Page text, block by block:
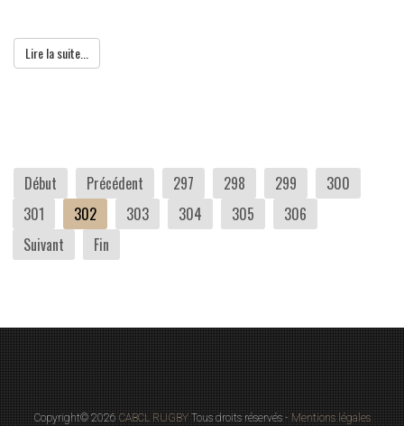
Lire la suite...
Début Précédent 297 298 299
300
301
302 303 304 305
306
Suivant
Fin
Copyright© 2026 CABCL RUGBYTous droits réservés - Mentions légales